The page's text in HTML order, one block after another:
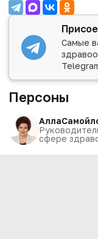
Самые
Персоны
Алла
сфере